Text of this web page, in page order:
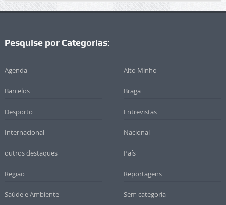
Pesquise por Categorias:
Agenda Alto Minho
Barcelos Braga
Desporto Entrevistas
Internacional Nacional
outros destaques País
Região Reportagens
Saúde e Ambiente Sem categoria